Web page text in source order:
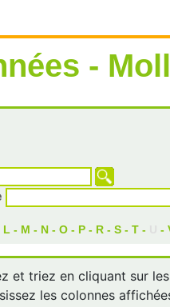
-
L - M - N- O- P- R- S- T- -
et triez en cliquant sur
les colonnes